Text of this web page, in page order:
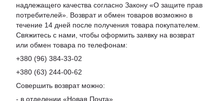
надлежащего качества согласно Закону «О защите прав
потребителей». Возврат и обмен товаров возможно в
течение 14 дней после получения товара покупателем.
Свяжитесь с нами, чтобы оформить заявку на возврат
или обмен товара по телефонам:
+380 (96) 384-33-02
+380 (63) 244-00-62
Совершить возврат можно:
- в отделении «Новая Почта»